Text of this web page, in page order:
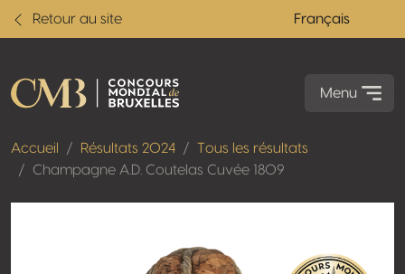
Retour au site Français
Menu
Accueil Résultats 2024
Tous les résultats
Champagne A.D. Coutelas Cuvée 1809